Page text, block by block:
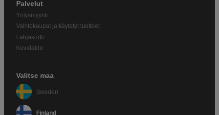
Palvelut
Yritysmyynti
Vaihtokaupat ja käytetyt tuotteet
Lahjakortti
Kuvataide
Valitse maa
Sweden
Finland